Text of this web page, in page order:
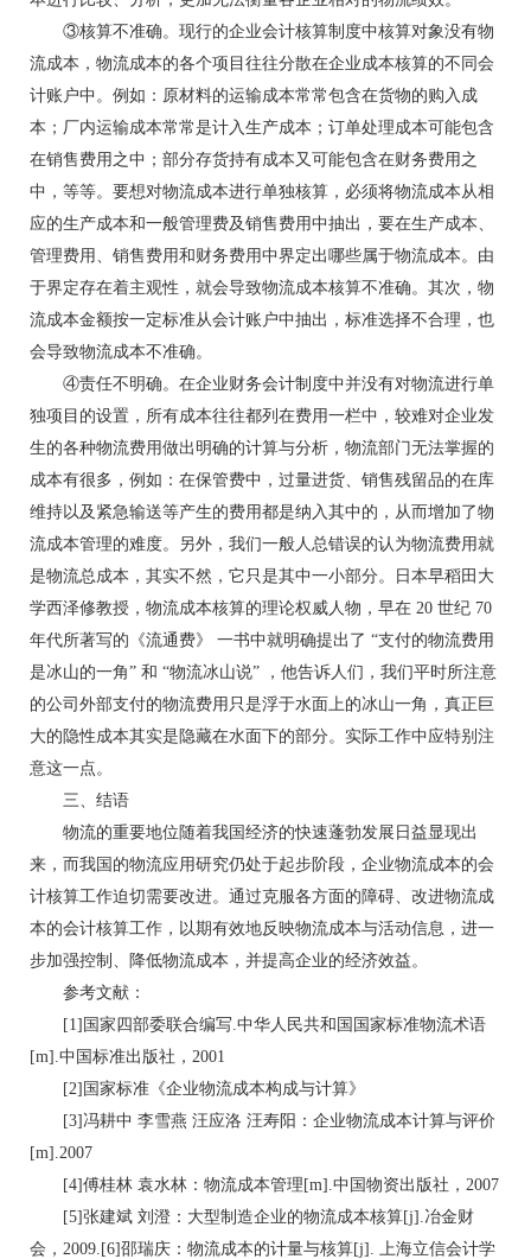
③核算不准确。现行的企业会计核算制度中核算对象没有物
流成本，物流成本的各个项目往往分散在企业成本核算的不同会
计账户中。例如：原材料的运输成本常常包含在货物的购入成
本；厂内运输成本常常是计入生产成本；订单处理成本可能包含
在销售费用之中；部分存货持有成本又可能包含在财务费用之
中，等等。要想对物流成本进行单独核算，必须将物流成本从相
应的生产成本和一般管理费及销售费用中抽出，要在生产成本、
管理费用、销售费用和财务费用中界定出哪些属于物流成本。由
于界定存在着主观性，就会导致物流成本核算不准确。其次，物
流成本金额按一定标准从会计账户中抽出，标准选择不合理，也
会导致物流成本不准确。
④责任不明确。在企业财务会计制度中并没有对物流进行单
独项目的设置，所有成本往往都列在费用一栏中，较难对企业发
生的各种物流费用做出明确的计算与分析，物流部门无法掌握的
成本有很多，例如：在保管费中，过量进货、销售残留品的在库
维持以及紧急输送等产生的费用都是纳入其中的，从而增加了物
流成本管理的难度。另外，我们一般人总错误的认为物流费用就
是物流总成本，其实不然，它只是其中一小部分。日本早稻田大
学西泽修教授，物流成本核算的理论权威人物，早在 20 世纪 70
年代所著写的《流通费》 一书中就明确提出了 “支付的物流费用
是冰山的一角” 和 “物流冰山说” ，他告诉人们，我们平时所注意
的公司外部支付的物流费用只是浮于水面上的冰山一角，真正巨
大的隐性成本其实是隐藏在水面下的部分。实际工作中应特别注
意这一点。
三、结语
物流的重要地位随着我国经济的快速蓬勃发展日益显现出
来，而我国的物流应用研究仍处于起步阶段，企业物流成本的会
计核算工作迫切需要改进。通过克服各方面的障碍、改进物流成
本的会计核算工作，以期有效地反映物流成本与活动信息，进一
步加强控制、降低物流成本，并提高企业的经济效益。
参考文献：
[1]国家四部委联合编写.中华人民共和国国家标准物流术语
[m].中国标准出版社，2001
[2]国家标准《企业物流成本构成与计算》
[3]冯耕中 李雪燕 汪应洛 汪寿阳：企业物流成本计算与评价
[m].2007
[4]傅桂林 袁水林：物流成本管理[m].中国物资出版社，2007
[5]张建斌 刘澄：大型制造企业的物流成本核算[j].冶金财
会，2009.[6]邵瑞庆：物流成本的计量与核算[j]. 上海立信会计学